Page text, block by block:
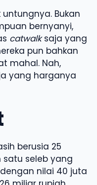
Bukan
bernyanyi,
catwalksaja yang
pun bahkan
mahal. Nah,
yang harganya
berusia 25
seleb yang
nilai 40 juta